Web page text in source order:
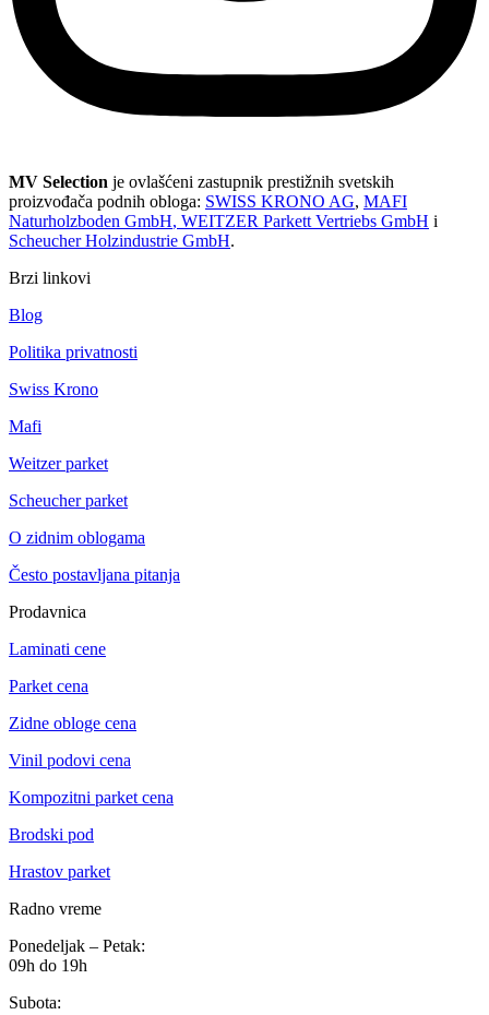
MV Selection je ovlašćeni zastupnik prestižnih svetskih
proizvođača podnih obloga: SWISS KRONO AG, MAFI
Naturholzboden GmbH, WEITZER Parkett Vertriebs GmbH i
Scheucher Holzindustrie GmbH.
Brzi linkovi
Blog
Politika privatnosti
Swiss Krono
Mafi
Weitzer parket
Scheucher parket
O zidnim oblogama
Često postavljana pitanja
Prodavnica
Laminati cene
Parket cena
Zidne obloge cena
Vinil podovi cena
Kompozitni parket cena
Brodski pod
Hrastov parket
Radno vreme
Ponedeljak – Petak:
09h do 19h
Subota: